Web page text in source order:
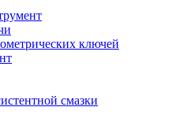
ключей
смазки